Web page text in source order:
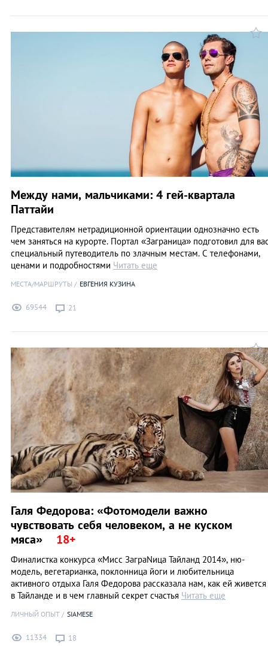
Между нами, мальчиками: 4 гей-квартала
Паттайи
Представителям нетрадиционной ориентации однозначно есть
чем заняться на курорте. Портал «Заграница» подготовил для
специальный путеводитель по злачным местам. С телефонами,
ценами и подробностями Читать еще
МЕСТА/МАРШРУТЫ ЕВГЕНИЯ КУЗИНА
69544 21
Галя Федорова: «Фотомодели важно
чувствовать себя человеком, а не куском
мяса»
Финалистка конкурса «Мисс ЗаграNица Тайланд 2014», ню-
модель, вегетарианка, поклонница йоги и любительница
активного отдыха Галя Федорова рассказала нам, как ей живется
в Тайланде и в чем главный секрет счастья Читать еще
ЛИЧНЫЙ ОПЫТ SIAMESE
11334 18